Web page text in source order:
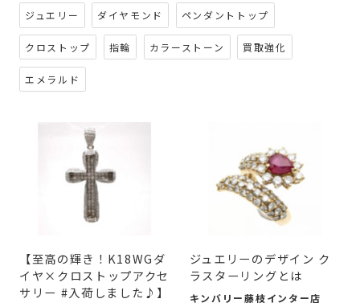
ジュエリー ダイヤモンド ペンダントトップ
クロストップ 指輪 カラーストーン 買取強化
エメラルド
【至高の輝き！K18WGダ
イヤ×クロストップアクセ
サリー #入荷しました♪】
ジュエリーのデザイン ク
ラスターリングとは
キンバリー藤枝インター店